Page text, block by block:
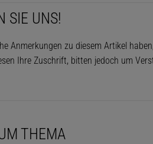
SIE UNS!
Anmerkungen zu diesem Artikel
Ihre Zuschrift, bitten jedoch um
THEMA